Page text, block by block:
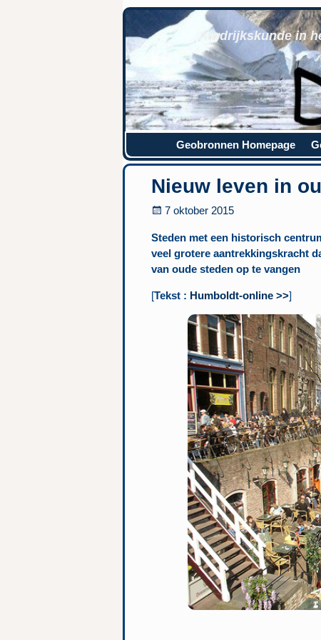
Aardrijkskunde in
Geobronnen Homepage
Nieuw leven in
7 oktober 2015
Steden met een historisch
veel grotere aantrekkingskracht
van oude steden op te vangen
[Tekst : Humboldt-online >>]